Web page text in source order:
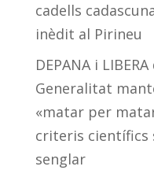
cadells
inèdit al Pirineu
DEPANA i
Generalitat
«matar per
criteris científics
senglar